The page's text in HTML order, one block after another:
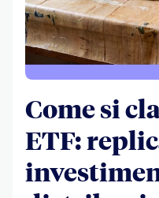
Come si
ETF: